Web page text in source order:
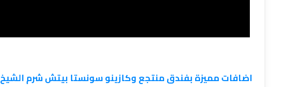
اضافات مميزة بفندق منتجع وكازينو سونستا بيتش شرم الشيخ